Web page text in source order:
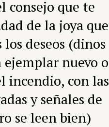
consejo que te
de la joya que
deseos (dinos
ejemplar nuevo o
incendio, con las
y señales de
se leen bien)